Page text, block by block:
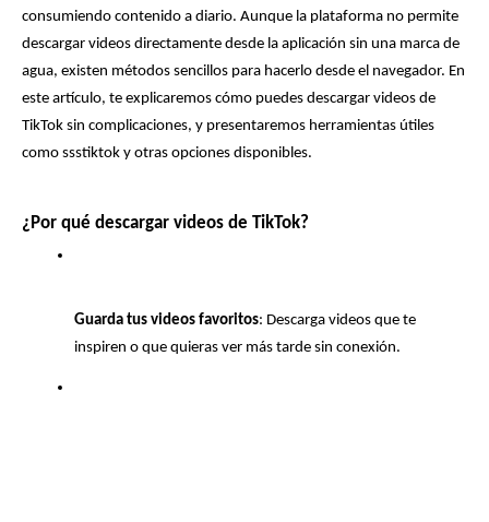
consumiendo contenido a diario. Aunque la plataforma no permite
descargar videos directamente desde la aplicación sin una marca de
agua, existen métodos sencillos para hacerlo desde el navegador. En
este artículo, te explicaremos cómo puedes descargar videos de
TikTok sin complicaciones, y presentaremos herramientas útiles
como ssstiktok y otras opciones disponibles.
¿Por qué descargar videos de TikTok?
Guarda tus videos favoritos: Descarga videos que te
inspiren o que quieras ver más tarde sin conexión.